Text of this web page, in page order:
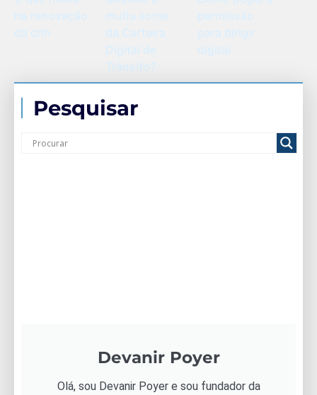
Trânsito?
Pesquisar
Devanir Poyer
Olá, sou Devanir Poyer e sou fundador da